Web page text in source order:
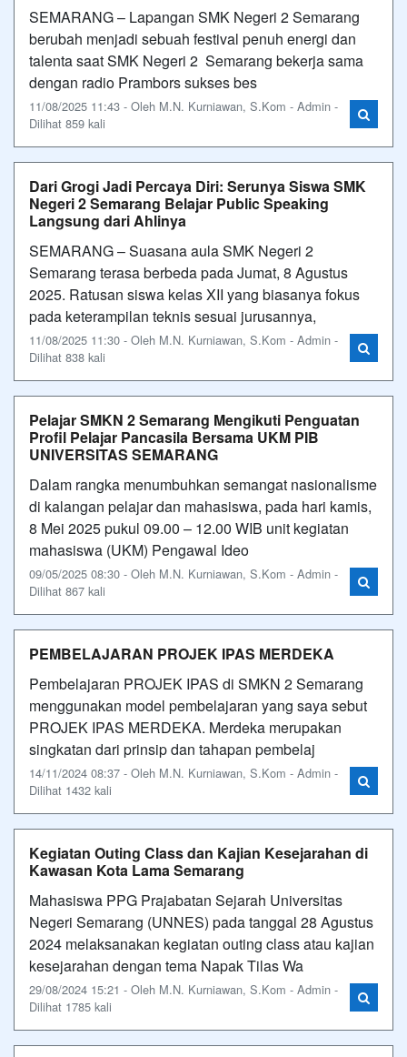
SEMARANG – Lapangan SMK Negeri 2 Semarang
berubah menjadi sebuah festival penuh energi dan
talenta saat SMK Negeri 2 Semarang bekerja sama
dengan radio Prambors sukses bes
11/08/2025 11:43 - Oleh M.N. Kurniawan, S.Kom - Admin -
Dilihat 859 kali
Dari Grogi Jadi Percaya Diri: Serunya Siswa SMK
Negeri 2 Semarang Belajar Public Speaking
Langsung dari Ahlinya
SEMARANG – Suasana aula SMK Negeri 2
Semarang terasa berbeda pada Jumat, 8 Agustus
2025. Ratusan siswa kelas XII yang biasanya fokus
pada keterampilan teknis sesuai jurusannya,
11/08/2025 11:30 - Oleh M.N. Kurniawan, S.Kom - Admin -
Dilihat 838 kali
Pelajar SMKN 2 Semarang Mengikuti Penguatan
Profil Pelajar Pancasila Bersama UKM PIB
UNIVERSITAS SEMARANG
Dalam rangka menumbuhkan semangat nasionalisme
di kalangan pelajar dan mahasiswa, pada hari kamis,
8 Mei 2025 pukul 09.00 – 12.00 WIB unit kegiatan
mahasiswa (UKM) Pengawal Ideo
09/05/2025 08:30 - Oleh M.N. Kurniawan, S.Kom - Admin -
Dilihat 867 kali
PEMBELAJARAN PROJEK IPAS MERDEKA
Pembelajaran PROJEK IPAS di SMKN 2 Semarang
menggunakan model pembelajaran yang saya sebut
PROJEK IPAS MERDEKA. Merdeka merupakan
singkatan dari prinsip dan tahapan pembelaj
14/11/2024 08:37 - Oleh M.N. Kurniawan, S.Kom - Admin -
Dilihat 1432 kali
Kegiatan Outing Class dan Kajian Kesejarahan di
Kawasan Kota Lama Semarang
Mahasiswa PPG Prajabatan Sejarah Universitas
Negeri Semarang (UNNES) pada tanggal 28 Agustus
2024 melaksanakan kegiatan outing class atau kajian
kesejarahan dengan tema Napak Tilas Wa
29/08/2024 15:21 - Oleh M.N. Kurniawan, S.Kom - Admin -
Dilihat 1785 kali